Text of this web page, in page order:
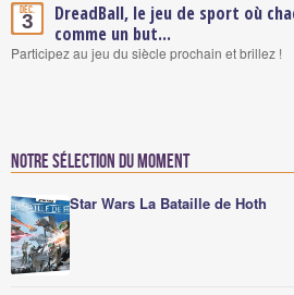
Déc.
3
DreadBall, le jeu de sport où
comme un but...
Participez au jeu du siècle prochain et brillez !
Notre sélection du moment
Star Wars La Bataille de Hoth